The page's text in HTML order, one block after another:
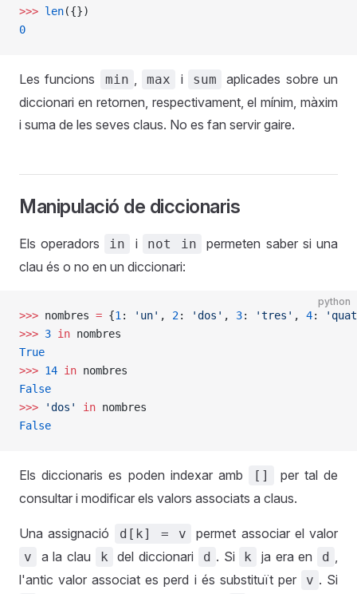
>>> len({})
0
Les funcions min , max i sum
aplicades sobre un
diccionari en retornen, respectivament, el mínim, màxim
i suma de les seves claus. No es fan servir gaire.
Manipulació de diccionaris
Els operadors in i not in
permeten saber si una
clau és o no en un diccionari:
python
>>> nombres = {1 : 'un' , 2: 'dos' , 3: 'tres' , 4:
>>> 3 in nombres
True
>>> 14 in nombres
False
>>> 'dos' in nombres
False
Els diccionaris es poden indexar amb []
per tal de
consultar i modificar els valors associats a claus.
Una assignació d[k] = v permet associar el valor
v a la clau k del diccionari d . Si k ja era en d ,
l'antic valor associat es perd i és substituït per
v . Si